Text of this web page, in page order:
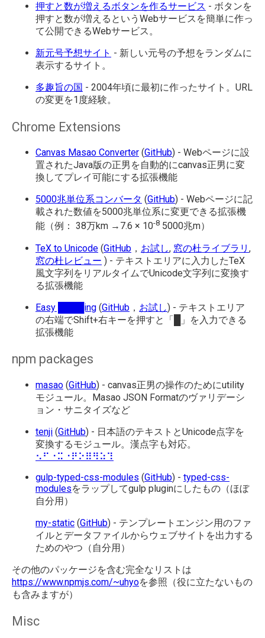
押すと数が増えるボタンを作るサービス - ボタンを
押すと数が増えるというWebサービスを簡単に作っ
て公開できるWebサービス。
新元号予想サイト - 新しい元号の予想をランダムに
表示するサイト。
多趣旨の国 - 2004年頃に最初に作ったサイト。URL
の変更を1度経験。
Chrome Extensions
Canvas Masao Converter (GitHub) - Webページに設
置されたJava版の正男を自動的にcanvas正男に変
換してプレイ可能にする拡張機能
5000兆単位系コンバータ (GitHub) - Webページに記
載された数値を5000兆単位系に変更できる拡張機
能（例： 38万km →7.6 × 10-8 5000兆m）
TeX to Unicode (GitHub ， お試し, 窓の杜ライブラリ ,
窓の杜レビュー ) - テキストエリアに入力したTeX
風文字列をリアルタイムでUnicode文字列に変換す
る拡張機能
Easy ████ing (GitHub ， お試し) - テキストエリア
の右端でShift+右キーを押すと「█」を入力できる
拡張機能
npm packages
masao (GitHub) - canvas正男の操作のためにutility
モジュール。Masao JSON Formatのヴァリデーシ
ョン・サニタイズなど
tenji (GitHub) - 日本語のテキストとUnicode点字を
変換するモジュール。漢点字も対応。
⠢⠋⠐⠭⠐⠟⠕⠿⠻⠵⠹
gulp-typed-css-modules (GitHub) - typed-css-
modulesをラップしてgulp pluginにしたもの（ほぼ
自分用）
my-static (GitHub) - テンプレートエンジン用のファ
イルとデータファイルからウェブサイトを出力する
ためのやつ（自分用）
その他のパッケージを含む完全なリストは
https://www.npmjs.com/~uhyoを参照（役に立たないもの
も含みますが）
Misc